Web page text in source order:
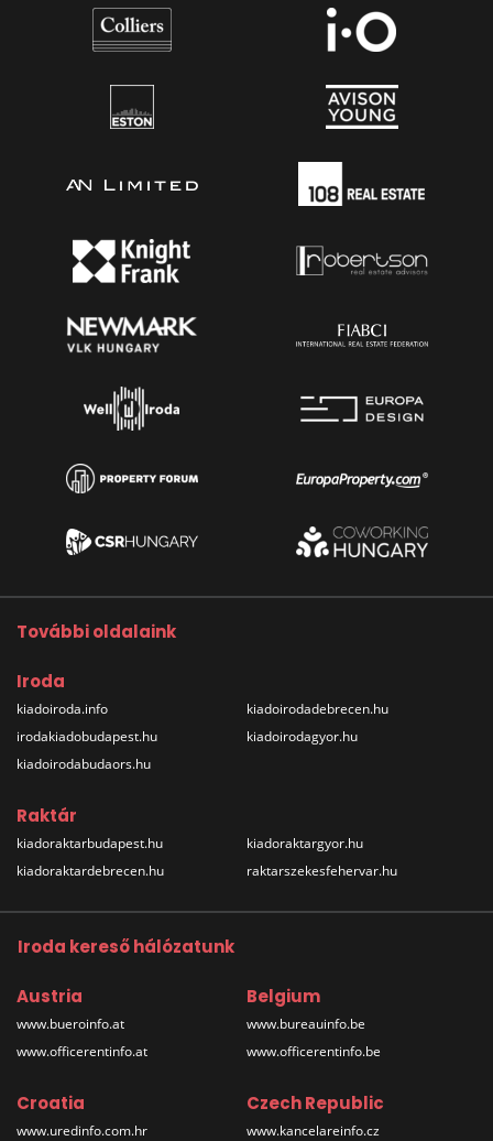
További oldalaink
Iroda
kiadoiroda.info
irodakiadobudapest.hu
kiadoirodabudaors.hu
kiadoirodadebrecen.hu
kiadoirodagyor.hu
Raktár
kiadoraktarbudapest.hu
kiadoraktardebrecen.hu
kiadoraktargyor.hu
raktarszekesfehervar.hu
Iroda kereső hálózatunk
Austria
www.bueroinfo.at
www.officerentinfo.at
Belgium
www.bureauinfo.be
www.officerentinfo.be
Croatia
www.uredinfo.com.hr
Czech Republic
www.kancelareinfo.cz